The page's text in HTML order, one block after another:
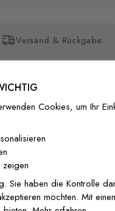
Versand & Rückgabe
Cookies, um Ihr
zeigen
Sie haben die Kontrolle
möchten. Mit